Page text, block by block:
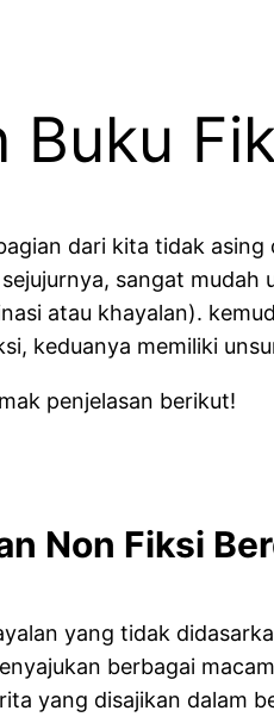
Buku
dari kita tidak
sangat
atau khayalan).
keduanya memiliki
penjelasan berikut!
Non Fiksi
yang tidak
berbagai
yang disajikan dalam